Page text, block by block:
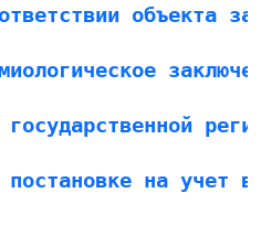
объекта
на учет в